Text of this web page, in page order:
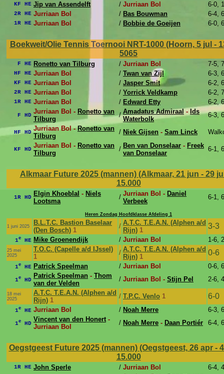
KF HE Jip van Assendelft / Jurriaan Bol 6-0,
2R HE Jurriaan Bol / Bas Bouwman 6-4,
1R HE Jurriaan Bol / Bobbie de Goeijen 6-0,
Boekweit/Olie Tennis Toernooi NRT-1000 (Hoorn, 5 jul -
5065
F HE Ronetto van Tilburg / Jurriaan Bol 7-5,
HF HE Jurriaan Bol / Twan van Zijl 6-3,
KF HE Jurriaan Bol / Jasper Smit 6-2,
2R HE Jurriaan Bol / Yorrick Veldkamp 6-2,
1R HE Jurriaan Bol / Edward Etty 6-2,
F HD Jurriaan Bol - Ronetto van
Tilburg
/ Amadatus Admiraal - Ids
Waterbolk
6-3,
HF HD Jurriaan Bol -Ronetto van
Tilburg
/ Niek Gijsen - Sam Linck
KF HD Jurriaan Bol - Ronetto van
Tilburg
/ Ben van Donselaar - Freek
van Donselaar
6-1,
Alkmaar Future 2025 (mannen) (Alkmaar, 21 jun - 29
15.000
1R HD Elgin Khoeblal - Niels
Lootsma
/ Jurriaan Bol - Daniel
Verbeek
6-1,
Heren Zondag Hoofdklasse Afdeling 1
1 juni 2025
B.L.T.C. Bastion Baselaar
(Den Bosch) 1
/ A.T.C. T.E.A.N. (Alphen a/d
Rijn) 1 3-3
1e HE Mike Groenendijk / Jurriaan Bol 1-6,
25 mei
2025
T.O.C. (Capelle a/d IJssel)
1
/ A.T.C. T.E.A.N. (Alphen a/d
Rijn) 1 0-6
1e HE Patrick Speelman / Jurriaan Bol 0-6,
1e HD
Patrick Speelman - Thom
van der Velden
/ Jurriaan Bol - Stijn Pel 2-6,
18 mei
2025
A.T.C. T.E.A.N. (Alphen a/d
Rijn) 1
/ T.P.C. Venlo 1 6-0
1e HE Jurriaan Bol / Noah Merre 6-3,
1e HD
Vincent van den Honert-
Jurriaan Bol
/ Noah Merre - Daan Portiér 6-4,
Oegstgeest Future 2025 (mannen) (Oegstgeest, 26 apr -
15.000
1R HE John Sperle / Jurriaan Bol 6-4,